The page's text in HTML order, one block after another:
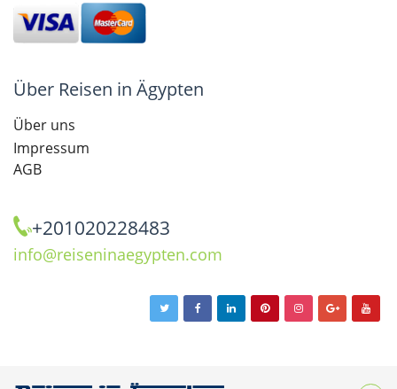
Über Reisen in Ägypten
Über uns
Impressum
AGB
+201020228483
info@reiseninaegypten.com